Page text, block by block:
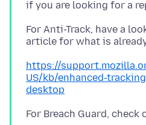
For Anti-Track, have a
https://
US/kb/enhanced-
desktop